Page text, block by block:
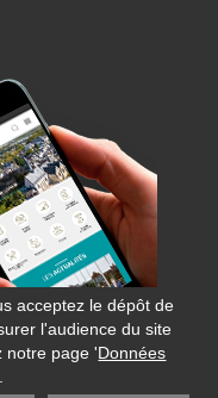
acceptez le dépôt de
l'audience du site
notre page 'Données